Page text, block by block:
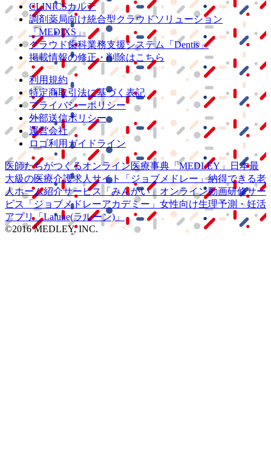
CLINICSカルテ
調剤薬局向け統合型クラウドソリューション
「MEDIXS」
クラウド歯科業務支援システム
「Dentis」
掲載情報の修正・削除はこちら
利用規約
特定商取引法に基づく表記
プライバシーポリシー
外部送信ポリシー
運営会社
ロゴ利用ガイドライン
医師たちがつくるオンライン医療事典 「MEDLEY」
日本最
大級の医療介護求人サイト 「ジョブメドレー」納得できる老
人ホーム紹介サービス
「みんかい」 オンライン動画研修サー
ビス
「ジョブメドレーアカデミー」 女性向け生理予測・妊活
アプリ「Lalune(ラルーン)」
©2016 MEDLEY, INC.